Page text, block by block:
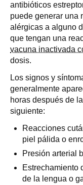
antibióticos
puede generar una
alérgicas a alguno
que tengan una
vacuna inactivada
dosis.
Los signos y
generalmente
horas después de
siguiente:
Reacciones
piel pálida o
Presión arterial
Estrechamiento
de la lengua o